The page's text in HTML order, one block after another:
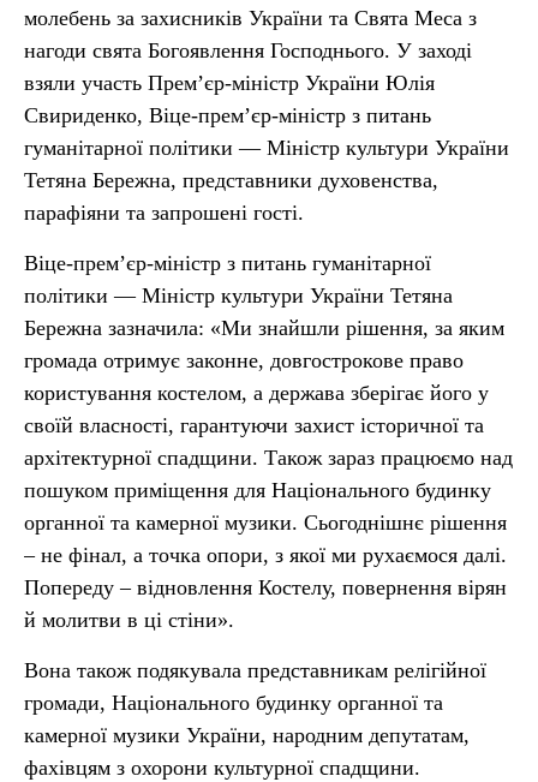
молебень за захисників України та Свята Меса з
нагоди свята Богоявлення Господнього. У заході
взяли участь Прем’єр-міністр України Юлія
Свириденко, Віце-прем’єр-міністр з питань
гуманітарної політики — Міністр культури України
Тетяна Бережна, представники духовенства,
парафіяни та запрошені гості.
Віце-прем’єр-міністр з питань гуманітарної
політики — Міністр культури України Тетяна
Бережна зазначила: «Ми знайшли рішення, за яким
громада отримує законне, довгострокове право
користування костелом, а держава зберігає його у
своїй власності, гарантуючи захист історичної та
архітектурної спадщини. Також зараз працюємо над
пошуком приміщення для Національного будинку
органної та камерної музики. Сьогоднішнє рішення
– не фінал, а точка опори, з якої ми рухаємося далі.
Попереду – відновлення Костелу, повернення вірян
й молитви в ці стіни».
Вона також подякувала представникам релігійної
громади, Національного будинку органної та
камерної музики України, народним депутатам,
фахівцям з охорони культурної спадщини.